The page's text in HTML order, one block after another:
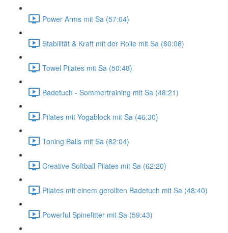
Power Arms mit Sa (57:04)
Stabilität & Kraft mit der Rolle mit Sa (60:06)
Towel Pilates mit Sa (50:48)
Badetuch - Sommertraining mit Sa (48:21)
Pilates mit Yogablock mit Sa (46:30)
Toning Balls mit Sa (62:04)
Creative Softball Pilates mit Sa (62:20)
Pilates mit einem gerollten Badetuch mit Sa (48:40)
Powerful Spinefitter mit Sa (59:43)